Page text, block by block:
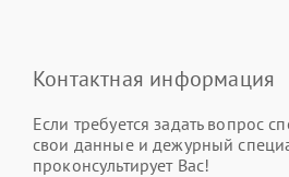
Контактная информация
Если требуется задать вопрос
свои данные и дежурный
проконсультирует Вас!